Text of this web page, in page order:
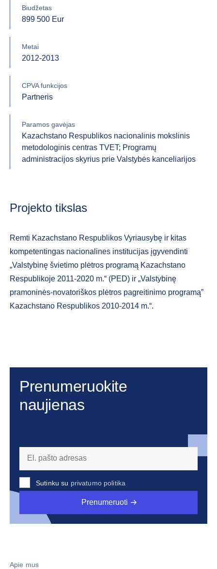
Biudžetas
899 500 Eur
Metai
2012-2013
CPVA funkcijos
Partneris
Paramos gavėjas
Kazachstano Respublikos nacionalinis mokslinis
metodologinis centras TVET; Programų
administracijos skyrius prie Valstybės kanceliarijos
Projekto tikslas
Remti Kazachstano Respublikos Vyriausybę ir kitas
kompetentingas nacionalines institucijas įgyvendinti
„Valstybinę švietimo plėtros programą Kazachstano
Respublikoje 2011-2020 m.“ (PED) ir „Valstybinę
pramoninės-novatoriškos plėtros pagreitinimo programą”
Kazachstano Respublikos 2010-2014 m.“.
Prenumeruokite
naujienas
Sutinku su privatumo politika
Prenumeruoti
Apie mus